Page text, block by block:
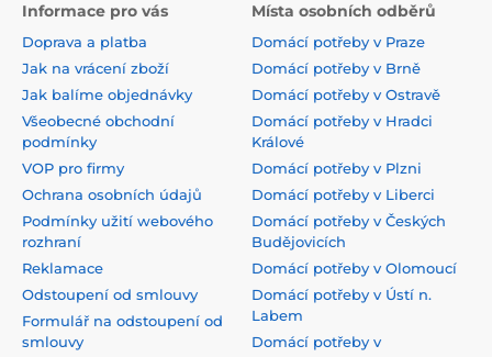
Informace pro vás
Doprava a platba
Jak na vrácení zboží
Jak balíme objednávky
Všeobecné obchodní
podmínky
VOP pro firmy
Ochrana osobních údajů
Podmínky užití webového
rozhraní
Reklamace
Odstoupení od smlouvy
Formulář na odstoupení od
smlouvy
Místa osobních odběrů
Domácí potřeby v Praze
Domácí potřeby v Brně
Domácí potřeby v Ostravě
Domácí potřeby v Hradci
Králové
Domácí potřeby v Plzni
Domácí potřeby v Liberci
Domácí potřeby v Českých
Budějovicích
Domácí potřeby v Olomoucí
Domácí potřeby v Ústí n.
Labem
Domácí potřeby v